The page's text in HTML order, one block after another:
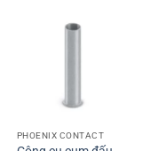
PHOENIX CONTACT